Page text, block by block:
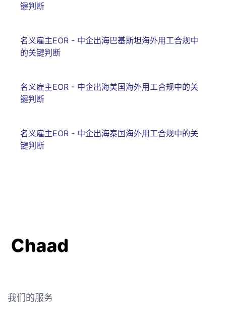
键判断
名义雇主EOR - 中企出海巴基斯坦海外用工合规中
的关键判断
名义雇主EOR - 中企出海美国海外用工合规中的关
键判断
名义雇主EOR - 中企出海泰国海外用工合规中的关
键判断
我们的服务